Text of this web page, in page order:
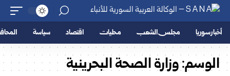
أخبار سوريا مجلس الشعب محليات اقتصاد سياسة
الوسم:وزارة الصحة البحرينية